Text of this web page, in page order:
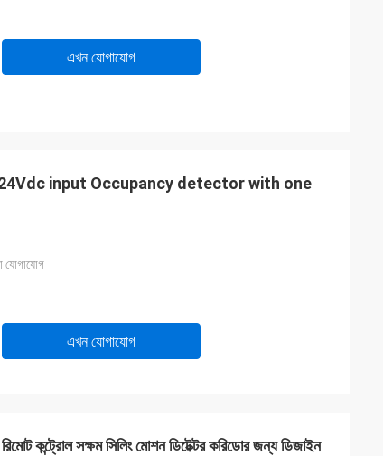
এখন যোগাযোগ
input Occupancy detector with one
যোগাযোগ
এখন যোগাযোগ
কন্ট্রোল সক্ষম সিলিং মোশন ডিটেক্টর করিডোর জন্য ডিজাইন